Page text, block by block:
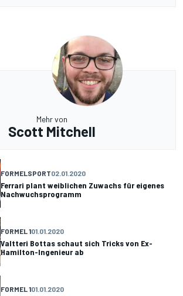
Mehr von
Scott Mitchell
FORMELSPORT02.01.2020
Ferrari plant weiblichen Zuwachs für eigenes
Nachwuchsprogramm
FORMEL 101.01.2020
Valtteri Bottas schaut sich Tricks von Ex-
Hamilton-Ingenieur ab
FORMEL 101.01.2020